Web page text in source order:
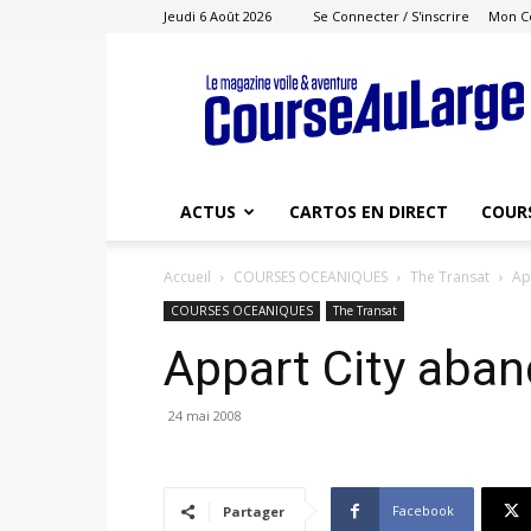
Jeudi 6 Août 2026 Se Connecter / S'inscrire Mon
Course
au
Large
ACTUS CARTOS EN DIRECT
Accueil COURSES OCEANIQUES The Transat
COURSES OCEANIQUES The Transat
Appart City
24 mai 2008
Partager Facebook